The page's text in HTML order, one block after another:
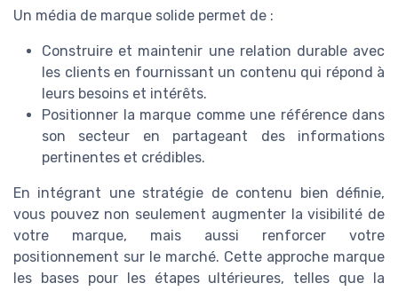
Un média de marque solide permet de :
Construire et maintenir une relation durable avec
les clients en fournissant un contenu qui répond à
leurs besoins et intérêts.
Positionner la marque comme une référence dans
son secteur en partageant des informations
pertinentes et crédibles.
En intégrant une stratégie de contenu bien définie,
vous pouvez non seulement augmenter la visibilité de
votre marque, mais aussi renforcer votre
positionnement sur le marché. Cette approche marque
les bases pour les étapes ultérieures, telles que la